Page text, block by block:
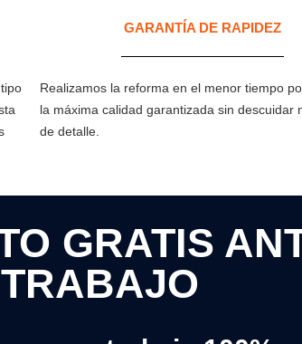
GARANTÍA DE RAPIDEZ​
Realizamos la reforma en el menor tiempo
la máxima calidad garantizada sin descuidar
de detalle.
GRATIS
TRABAJO